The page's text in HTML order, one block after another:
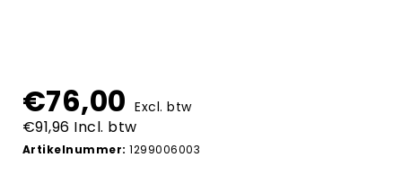
€76,00 Excl. btw
€91,96 Incl. btw
Artikelnummer: 1299006003